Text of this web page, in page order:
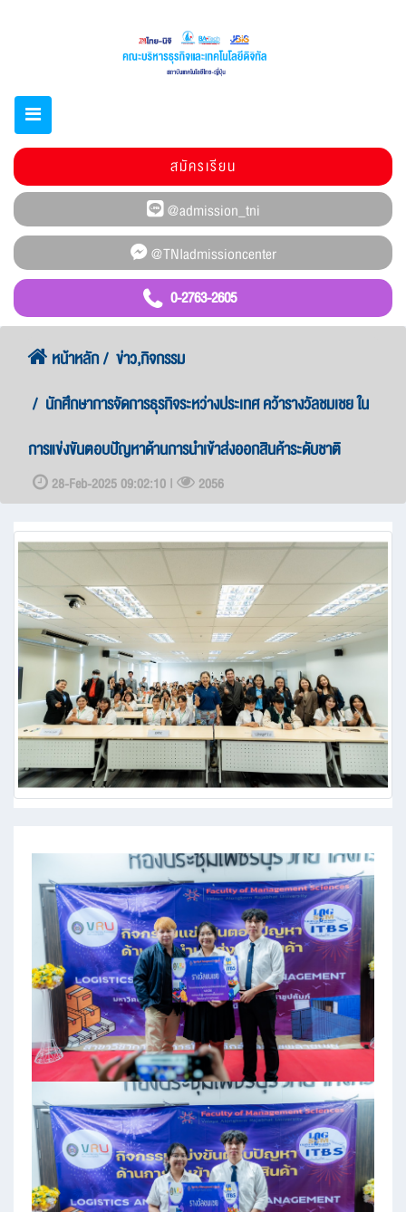
0-2763-2605
สมัครเรียน
หน้าหลัก
ข่าว,กิจกรรม
นักศึกษาการจัดการธุรกิจระหว่างประเทศ คว้ารางวัลชมเชย ใน
การแข่งขันตอบปัญหาด้านการนำเข้าส่งออกสินค้าระดับชาติ
28-Feb-2025 09:02:10 | 2056